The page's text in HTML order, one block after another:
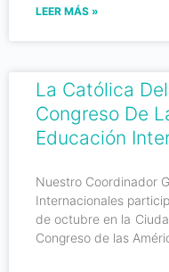
LEER MÁS »
La Católica
Congreso De
Educación
Nuestro Coordinador
Internacionales
de octubre en la
Congreso de las